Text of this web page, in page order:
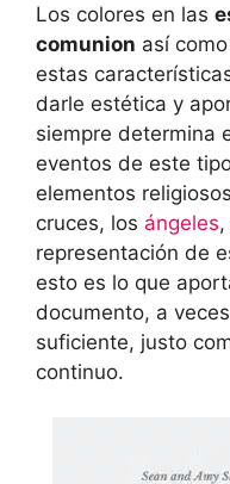
Los colores en las
comunion así
estas
darle estética y
siempre determina
eventos de este
elementos
cruces, los ángeles
representación de
esto es lo que
documento, a
suficiente, justo
continuo.